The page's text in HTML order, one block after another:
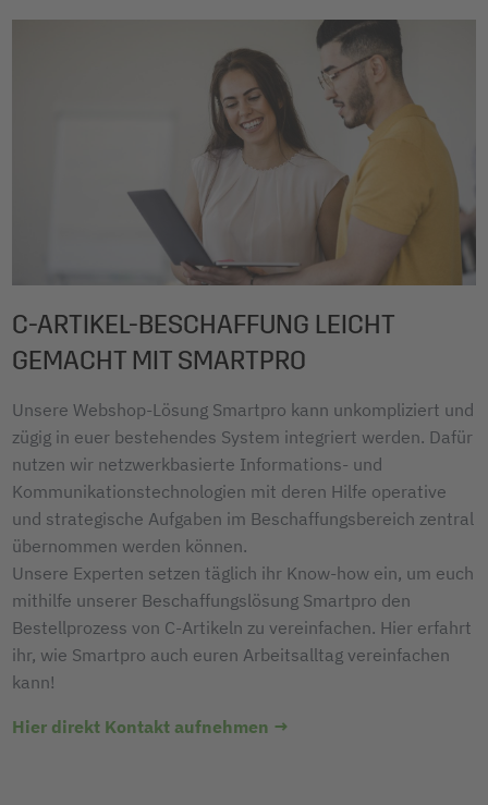
C-ARTIKEL-BESCHAFFUNG LEICHT
GEMACHT MIT SMARTPRO
Unsere Webshop-Lösung Smartpro kann unkompliziert und
zügig in euer bestehendes System integriert werden. Dafür
nutzen wir netzwerkbasierte Informations- und
Kommunikationstechnologien mit deren Hilfe operative
und strategische Aufgaben im Beschaffungsbereich zentral
übernommen werden können.
Unsere Experten setzen täglich ihr Know-how ein, um euch
mithilfe unserer Beschaffungslösung Smartpro den
Bestellprozess von C-Artikeln zu vereinfachen. Hier erfahrt
ihr, wie Smartpro auch euren Arbeitsalltag vereinfachen
kann!
Hier direkt Kontakt aufnehmen →